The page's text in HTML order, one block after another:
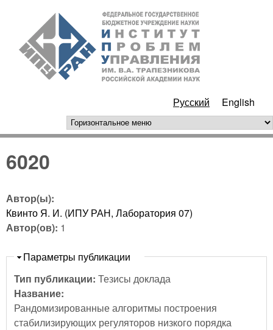
Перейти к основному
содержанию
РАН
Русский English
горизонтальное меню
6020
Автор(ы):
Квинто Я. И. (ИПУ РАН, Лаборатория 07)
Автор(ов): 1
Скрыть
Параметры публикации
Тип публикации: Тезисы доклада
Название:
Рандомизированные алгоритмы построения
стабилизирующих регуляторов низкого порядка